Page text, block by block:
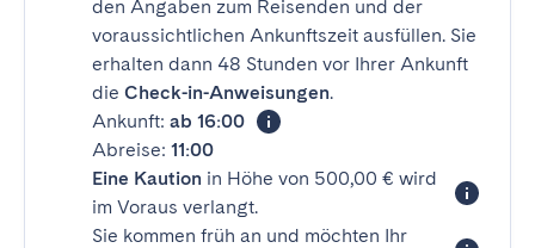
den Angaben zum Reisenden und der
voraussichtlichen Ankunftszeit ausfüllen. Sie
erhalten dann 48 Stunden vor Ihrer Ankunft
die Check-in-Anweisungen.
Ankunft: ab 16:00
Abreise: 11:00
Eine Kaution in Höhe von 500,00 € wird
im Voraus verlangt.
Sie kommen früh an und möchten Ihr